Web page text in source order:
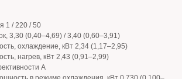
1 / 220 / 50
3,30 (0,40–4,69) / 3,40 (0,60–3,91)
охлаждение, кВт 2,34 (1,17–2,95)
нагрев, кВт 2,43 (0,91–2,99)
A